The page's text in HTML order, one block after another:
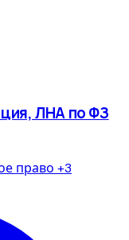
ЛНА по ФЗ
право +3